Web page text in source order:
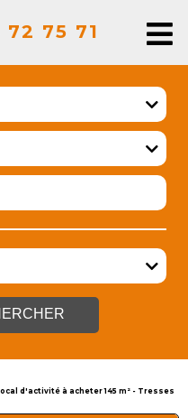
75 71
d'activité à acheter 145 m² - Tresses